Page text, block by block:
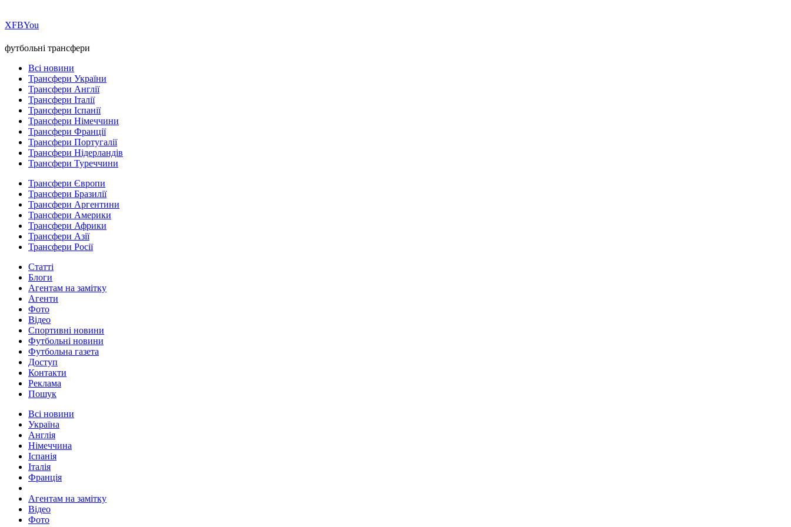
ХFBYou
футбольні трансфери
Всі новини
Трансфери України
Трансфери Англії
Трансфери Італії
Трансфери Іспанії
Трансфери Німеччини
Трансфери Франції
Трансфери Португалії
Трансфери Нідерландів
Трансфери Туреччини
Трансфери Європи
Трансфери Бразилії
Трансфери Аргентини
Трансфери Америки
Трансфери Африки
Трансфери Азії
Трансфери Росії
Статті
Блоги
Агентам на замітку
Агенти
Фото
Відео
Спортивні новини
Футбольні новини
Футбольна газета
Доступ
Контакти
Реклама
Пошук
Всі новини
Україна
Англія
Німеччина
Іспанія
Італія
Франція
Агентам на замітку
Відео
Фото